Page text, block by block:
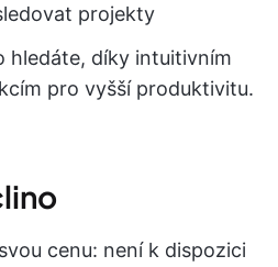
projekty
hledáte, díky intuitivním
pro vyšší produktivitu.
cenu: není k dispozici